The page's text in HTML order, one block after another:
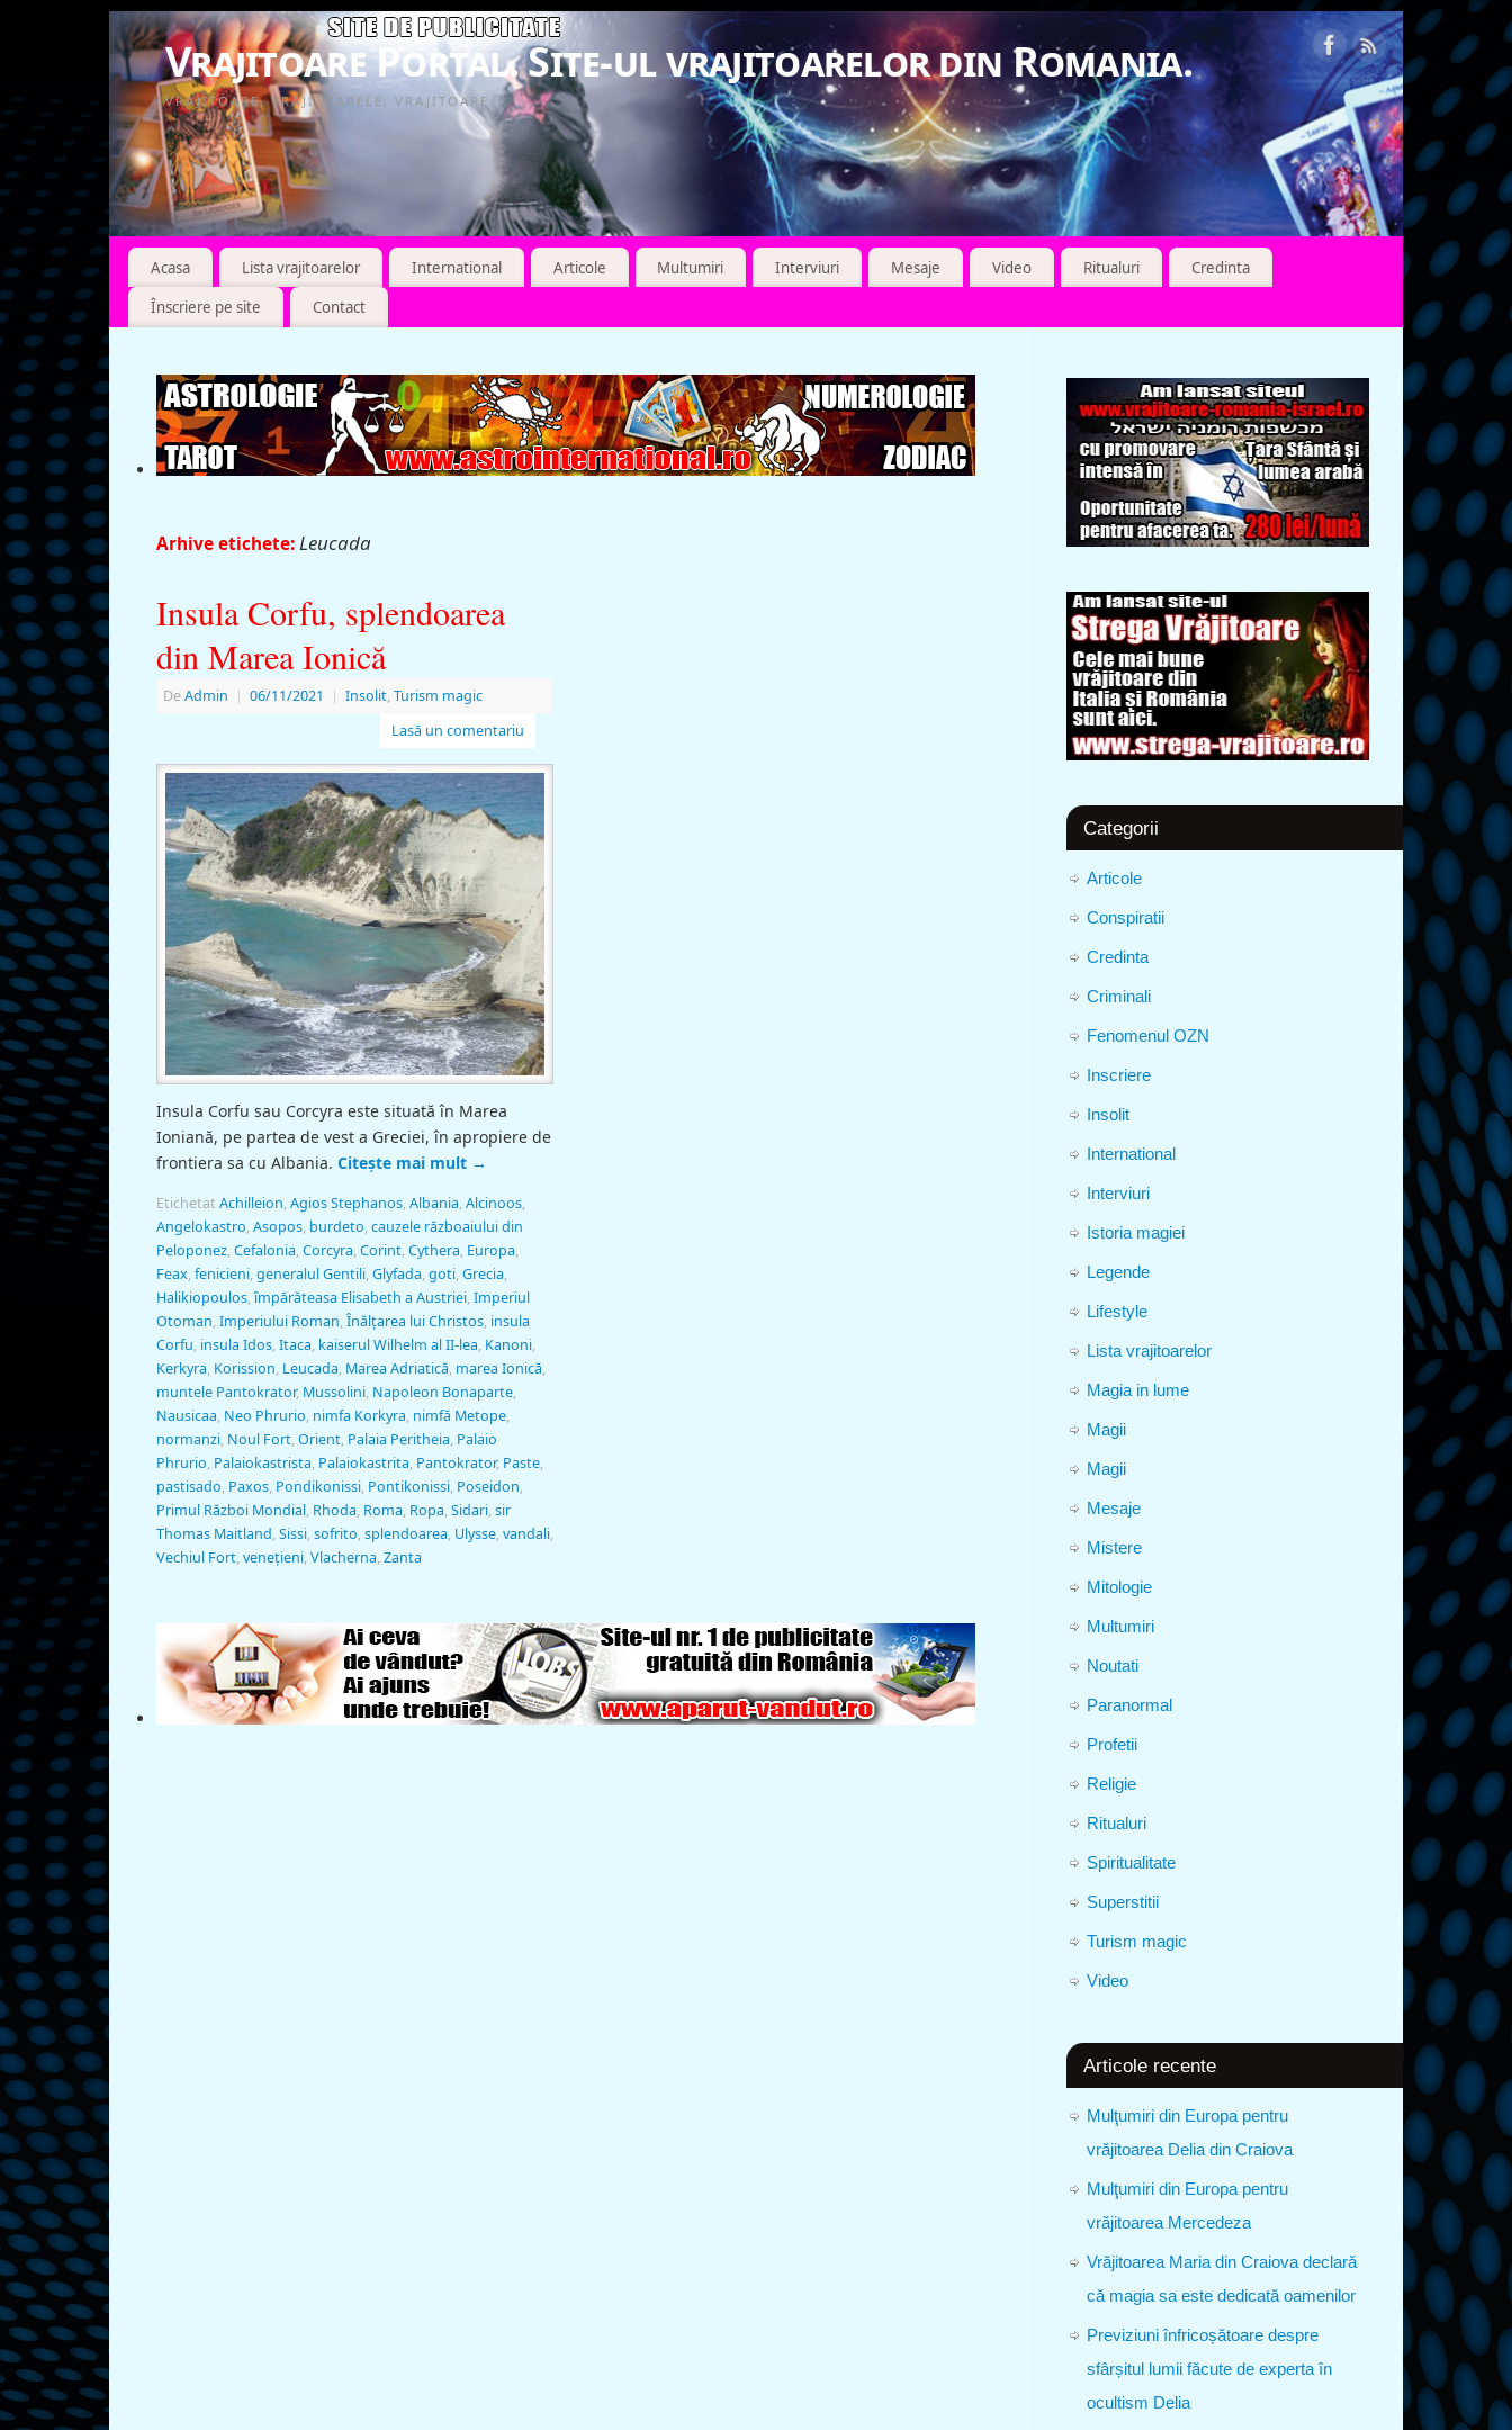
Vrajitoare Portal. Site-ul vrajitoarelor din Romania.
VRAJITOARE, VRAJITOARELE, VRAJITOARE
Acasa Lista vrajitoarelor International Articole Multumiri Interviuri Mesaje Video Ritualuri
Credinta
Înscriere pe site
Contact
Arhive etichete: Leucada
Insula Corfu, splendoarea
din Marea Ionică
DeAdmin | 06/11/2021 | Insolit, Turism magic
Lasă un comentariu
Insula Corfu sau Corcyra este situată în Marea
Ioniană, pe partea de vest a Greciei, în apropiere de
frontiera sa cu Albania. Citește mai mult →
Etichetat Achilleion,Agios Stephanos,Albania,Alcinoos,
Angelokastro,Asopos, burdeto,cauzele războaiului din
Peloponez,Cefalonia,Corcyra,Corint,Cythera, Europa,
Feax,fenicieni,generalul Gentili,Glyfada,goti,Grecia,
Halikiopoulos,împărăteasa Elisabeth a Austriei,Imperiul
Otoman,Imperiului Roman,Înălţarea lui Christos, insula
Corfu, insula Idos,Itaca, kaiserul Wilhelm al II-lea, Kanoni,
Kerkyra, Korission, Leucada, Marea Adriatică, marea Ionică,
muntele Pantokrator, Mussolini, Napoleon Bonaparte,
Nausicaa, Neo Phrurio, nimfa Korkyra, nimfă Metope,
normanzi, Noul Fort,Orient, Palaia Peritheia, Palaio
Phrurio, Palaiokastrista, Palaiokastrita, Pantokrator, Paste,
pastisado, Paxos, Pondikonissi, Pontikonissi, Poseidon,
Primul Război Mondial, Rhoda, Roma, Ropa,Sidari,sir
Thomas Maitland,Sissi,sofrito,splendoarea, Ulysse,vandali,
Vechiul Fort,veneţieni,Vlacherna,Zanta
Categorii
Articole
Conspiratii
Credinta
Criminali
Fenomenul OZN
Inscriere
Insolit
International
Interviuri
Istoria magiei
Legende
Lifestyle
Lista vrajitoarelor
Magia in lume
Magii
Magii
Mesaje
Mistere
Mitologie
Multumiri
Noutati
Paranormal
Profetii
Religie
Ritualuri
Spiritualitate
Superstitii
Turism magic
Video
Articole recente
Mulţumiri din Europa pentru
vrăjitoarea Delia din Craiova
Mulţumiri din Europa pentru
vrăjitoarea Mercedeza
Vrăjitoarea Maria din Craiova declară
că magia sa este dedicată oamenilor
Previziuni înfricoșătoare despre
sfârșitul lumii făcute de experta în
ocultism Delia